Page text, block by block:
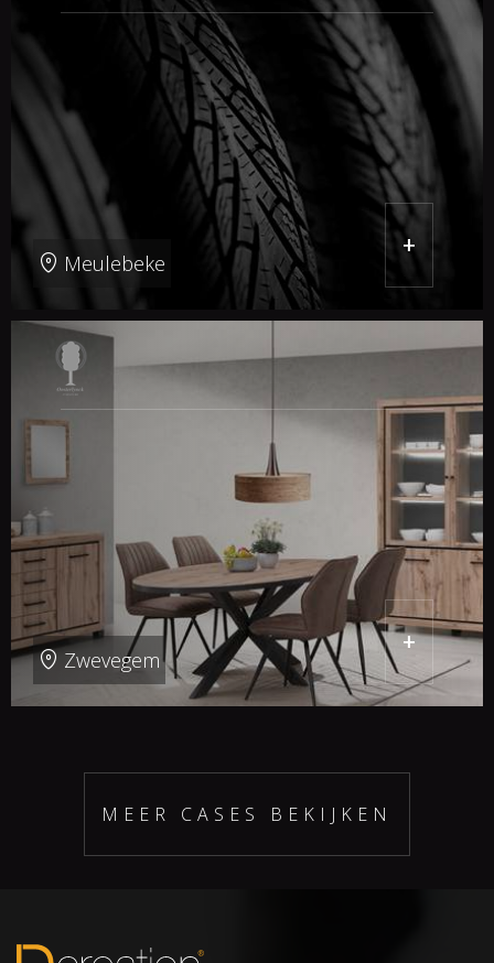
Meulebeke
+
Zwevegem
+
MEER CASES BEKIJKEN